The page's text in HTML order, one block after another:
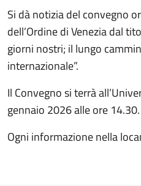
Si dà notizia del convegno
dell’Ordine di Venezia dal
giorni nostri; il lungo
internazionale”.
Il Convegno si terrà
gennaio 2026 alle ore 14.30.
Ogni informazione nella